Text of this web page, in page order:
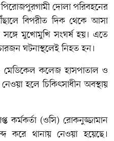
দোলা পরিবহনের
বিপরীত দিক থেকে আসা
মুখোমুখি সংঘর্ষ হয়। এতে
ঘটনাস্থলেই নিহত হন।
মেডিকেল কলেজ হাসপাতাল ও
হলে চিকিৎসাধীন অবস্থায়
কর্মকর্তা (ওসি) রোকনুজ্জামান
করে থানায় নেওয়া হয়েছে।